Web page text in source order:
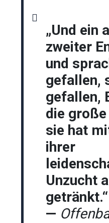
„Und ein
zweiter
und
gefallen,
gefallen,
die
sie hat
ihrer
Unzucht
getränkt.“
—